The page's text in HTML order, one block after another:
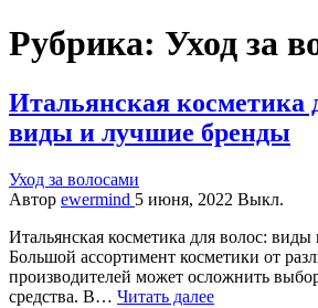
Рубрика: Уход за
Итальянская косметика
виды и лучшие бренды
Уход за волосами
Автор ewermind 5 июня, 2022 Выкл.
Итальянская косметика для волос:
Большой ассортимент косметики от
производителей может осложнить
средства. В… Читать далее